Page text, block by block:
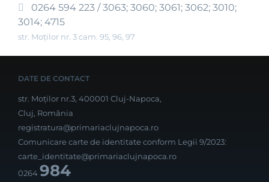
0264 594 223 / 3063; 3060; 3061; 3062; 3010;
3014; 4715
str. Moților nr. 3 cam. 95, 96, 97
DATE DE CONTACT
str. Moților nr.3, 400001 Cluj-Napoca,
Cluj, România
registratura@primariaclujnapoca.ro
Comunicare carte de identitate conform Legii 9/2023:
carte_identitate@primariaclujnapoca.ro
0264984